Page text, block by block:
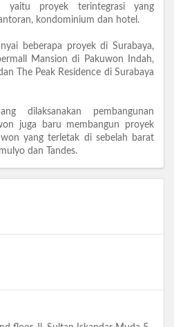
yaitu proyek terintegrasi yang
kondominium dan hotel.
beberapa proyek di Surabaya,
Mansion di Pakuwon Indah,
The Peak Residence di Surabaya
dilaksanakan pembangunan
juga baru membangun proyek
yang terletak di sebelah barat
dan Tandes.